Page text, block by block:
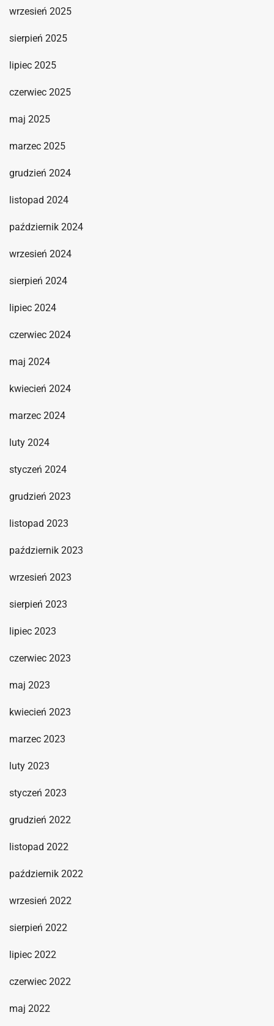
wrzesień 2025
sierpień 2025
lipiec 2025
czerwiec 2025
maj 2025
marzec 2025
grudzień 2024
listopad 2024
październik 2024
wrzesień 2024
sierpień 2024
lipiec 2024
czerwiec 2024
maj 2024
kwiecień 2024
marzec 2024
luty 2024
styczeń 2024
grudzień 2023
listopad 2023
październik 2023
wrzesień 2023
sierpień 2023
lipiec 2023
czerwiec 2023
maj 2023
kwiecień 2023
marzec 2023
luty 2023
styczeń 2023
grudzień 2022
listopad 2022
październik 2022
wrzesień 2022
sierpień 2022
lipiec 2022
czerwiec 2022
maj 2022